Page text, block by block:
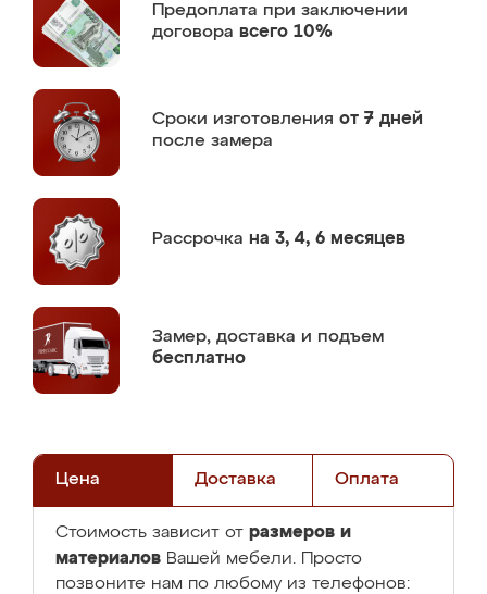
Предоплата при заключении
договора всего 10%
Сроки изготовления от 7 дней
после замера
Рассрочка на 3, 4, 6 месяцев
Замер, доставка и подъем
бесплатно
Цена Доставка Оплата
Стоимость зависит от размеров и
материалов Вашей мебели. Просто
позвоните нам по любому из телефонов: